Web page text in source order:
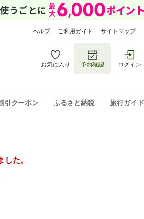
ヘルプ ご利用ガイド サイトマップ
お気に入り 予約確認 ログイン
引クーポン ふるさと納税 旅行ガイド
た。